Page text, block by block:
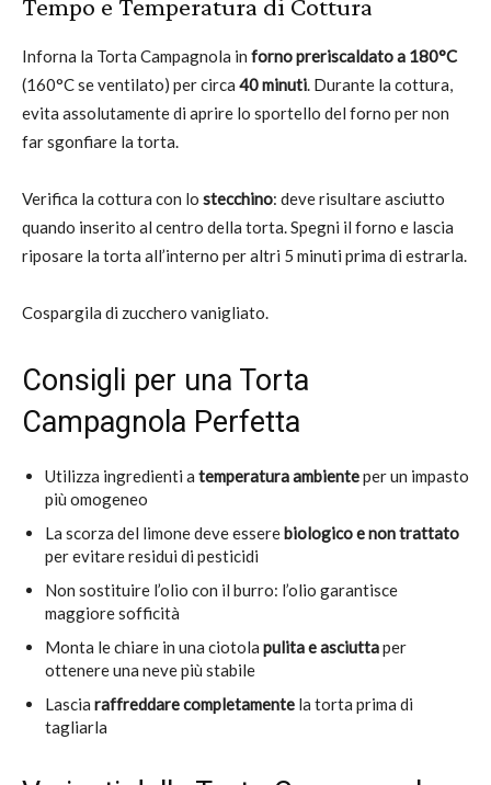
Inforna la Torta Campagnola in forno preriscaldato a 180°C
(160°C se ventilato) per circa 40 minuti. Durante la cottura,
evita assolutamente di aprire lo sportello del forno per non
far sgonfiare la torta.
Verifica la cottura con lo stecchino: deve risultare asciutto
quando inserito al centro della torta. Spegni il forno e lascia
riposare la torta all’interno per altri 5 minuti prima di estrarla.
Cospargila di zucchero vanigliato.
Consigli per una Torta
Campagnola Perfetta
Utilizza ingredienti a temperatura ambienteper un impasto
più omogeneo
La scorza del limone deve esserebiologico e non trattato
per evitare residui di pesticidi
Non sostituire l’olio con il burro: l’olio garantisce
maggiore sofficità
Monta le chiare in una ciotola pulita e asciuttaper
ottenere una neve più stabile
Lascia raffreddare completamente la torta prima di
tagliarla